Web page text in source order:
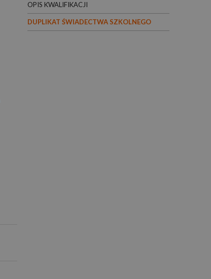
OPIS KWALIFIKACJI
DUPLIKAT ŚWIADECTWA SZKOLNEGO